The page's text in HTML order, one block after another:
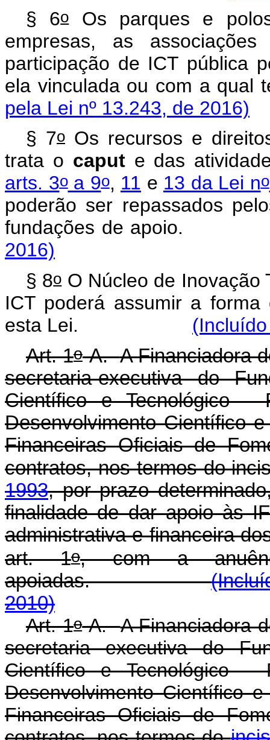
§ 6oOs parques e
empresas, as
participação de ICT pública
ela vinculada ou com
pela Lei nº 13.243, de 2016)
§ 7o Os recursos e
trata o capute das
arts. 3oa 9o, 11 e 13 da Lei no
poderão ser repassados
fundações de
2016)
§ 8oO Núcleo de Inovação
ICT poderá assumir a
esta Lei.
Art. 1o-A.A Financiadora
secretaria-executiva do
Científico e Tecnológico -
Desenvolvimento Científico
Financeiras Oficiais de
contratos, nos termos do
1993, por prazo
finalidade de dar apoio às
administrativa e financeira
art. 1o, com a
apoiadas.
2010)
Art. 1o-A.A Financiadora
secretaria executiva do
Científico e Tecnológico -
Desenvolvimento Científico
Financeiras Oficiais de